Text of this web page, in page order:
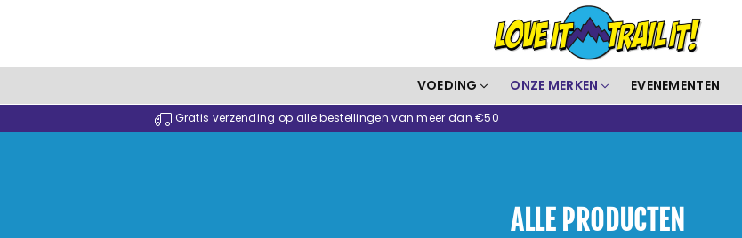
Love
It
Trail
VOEDING ONZE MERKEN EVENEMENTEN
Gratis verzending op alle bestellingen van meer dan €50
ALLE PRODUCTEN